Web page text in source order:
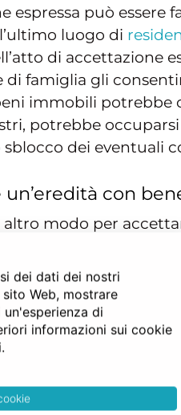
espressa può
luogo di
di accettazione
di famiglia gli
immobili
potrebbe
sblocco dei eventuali
con
modo per
i beni ereditati con
solo nel limite del
e come tale
l’erede sia un
l’eredità con
con beneficio di
l’erede può
dei dati dei nostri
Web, mostrare
di
informazioni sui cookie